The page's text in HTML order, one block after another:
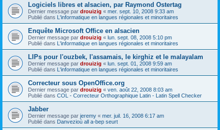
Logiciels libres et alsacien, par Raymond Ostertag
Dernier message par drouizig « mer. sept. 10, 2008 9:33 am
Publié dans L'informatique en langues régionales et minoritaires
Enquête Microsoft Office en alsacien
Dernier message par drouizig « lun. sept. 08, 2008 5:10 pm
Publié dans L'informatique en langues régionales et minoritaires
LIPs pour l'ouzbek, l'assamais, le kirghiz et le malayalam
Dernier message par drouizig « lun. sept. 01, 2008 9:59 am
Publié dans L'informatique en langues régionales et minoritaires
Correcteur sous OpenOffice.org
Dernier message par drouizig « ven. août 22, 2008 8:03 am
Publié dans COL - Correcteur Orthographique Latin - Latin Spell Checker
Jabber
Dernier message par jeremy « mer. juil. 16, 2008 6:17 am
Publié dans Danvezioù all a-bep seurt